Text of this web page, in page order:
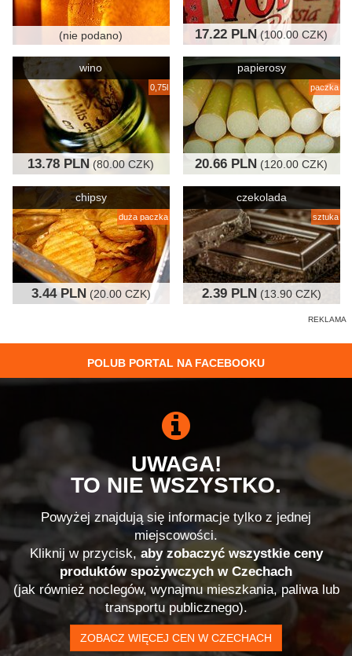
(nie podano) 17.22 PLN (100.00 CZK)
wino
0,75l
13.78 PLN (80.00 CZK)
papierosy
paczka
20.66 PLN (120.00 CZK)
chipsy
duża paczka
3.44 PLN (20.00 CZK)
czekolada
sztuka
2.39 PLN (13.90 CZK)
POLUB PORTAL NA FACEBOOKU
UWAGA!
TO NIE WSZYSTKO.
Powyżej znajdują się informacje tylko z jednej
miejscowości.
Kliknij w przycisk, aby zobaczyć wszystkie ceny
produktów spożywczych w Czechach
(jak również noclegów, wynajmu mieszkania, paliwa lub
transportu publicznego).
ZOBACZ WIĘCEJ CEN W CZECHACH